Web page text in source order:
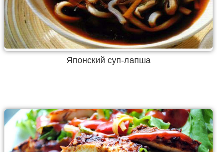
Японский суп-лапша